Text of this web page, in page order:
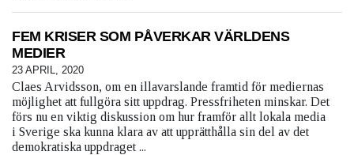
FEM KRISER SOM PÅVERKAR VÄRLDENS
MEDIER
23 APRIL, 2020
Claes Arvidsson, om en illavarslande framtid för mediernas
möjlighet att fullgöra sitt uppdrag. Pressfriheten minskar. Det
förs nu en viktig diskussion om hur framför allt lokala media
i Sverige ska kunna klara av att upprätthålla sin del av det
demokratiska uppdraget ...